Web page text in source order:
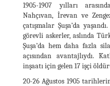
1905-1907 yılları
Nahçıvan, İrevan ve
çatışmalar Şuşa’da
görevli askerler, aslında
Şuşa’da hem daha fazla
açısından avantajlıydı.
inşaatı için gelen 17 işçi
20-26 Ağustos 1905